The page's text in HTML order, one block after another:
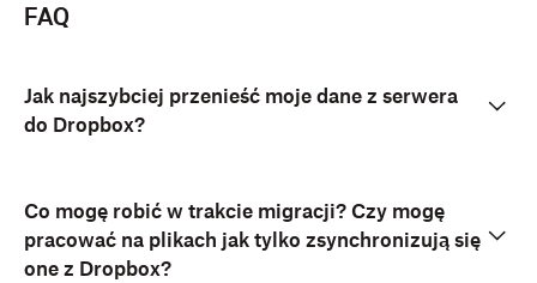
FAQ
Jak najszybciej przenieść moje dane z serwera
do Dropbox?
Co mogę robić w trakcie migracji? Czy mogę
pracować na plikach jak tylko zsynchronizują się
one z Dropbox?